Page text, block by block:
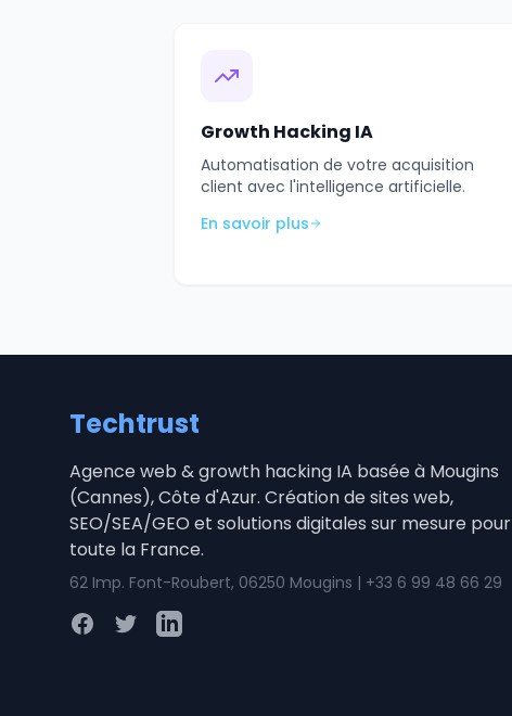
Growth Hacking IA
Automatisation de votre acquisition
client avec l'intelligence artificielle.
En savoir plus
Techtrust
Agence web & growth hacking IA basée à Mougins
(Cannes), Côte d'Azur. Création de sites web,
SEO/SEA/GEO et solutions digitales sur mesure pour
toute la France.
62 Imp. Font-Roubert, 06250 Mougins | +33 6 99 48 66 29
FacebookTwitterLinkedIn